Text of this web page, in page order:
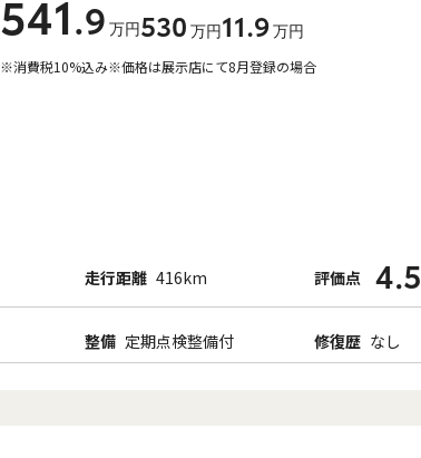
541.9 万円530 万円11.9万円
※消費税10%込み※価格は展示店にて8月登録の場合
走行距離 416km 評価点 4.5
整備 定期点検整備付 修復歴 なし